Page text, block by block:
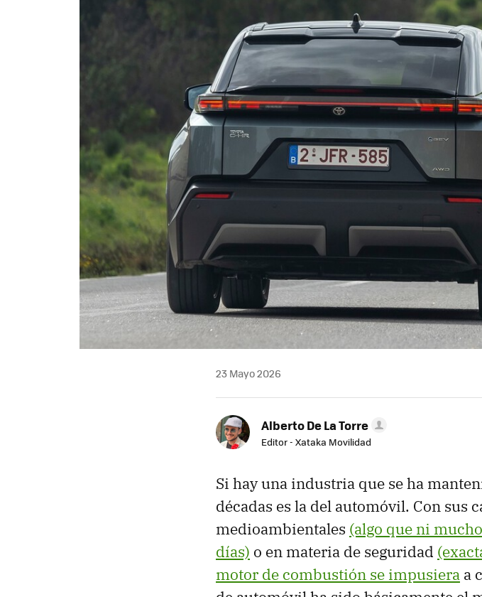
23 Mayo 2026
Alberto De La Torre
Editor - Xataka Movilidad
Si hay una industria que se ha
décadas es la del automóvil. Con sus
medioambientales (algo que ni
días) o en materia de seguridad
motor de combustión se impusiera a